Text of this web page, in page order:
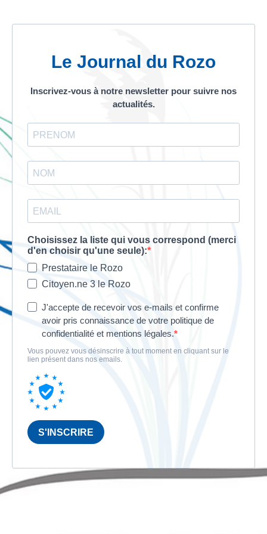
Le Journal du Rozo
Inscrivez-vous à notre newsletter pour suivre nos
actualités.
Choisissez la liste qui vous correspond (merci
d'en choisir qu'une seule):
Prestataire le Rozo
Citoyen.ne 3 le Rozo
J'accepte de recevoir vos e-mails et confirme
avoir pris connaissance de votre politique de
confidentialité et mentions légales.
Vous pouvez vous désinscrire à tout moment en cliquant sur le
lien présent dans nos emails.
S'INSCRIRE